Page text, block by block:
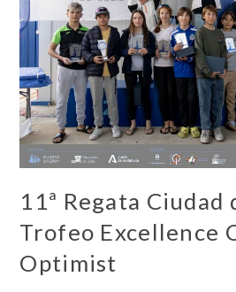
11ª Regata Ciudad
Trofeo Excellence
Optimist